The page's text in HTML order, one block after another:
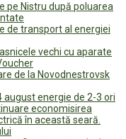
pe Nistru după poluarea
de transport al energiei
vechi cu aparate
de la Novodnestrovsk
august energie de 2-3 ori
economisirea
în această seară.